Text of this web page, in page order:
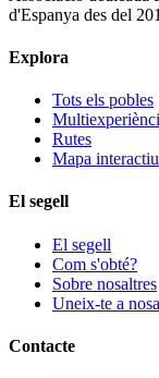
d'Espanya des del
Explora
Tots els pobles
Rutes
Mapa interactiu
El segell
El segell
Com s'obté?
Sobre nosaltres
Uneix-te a
Contacte